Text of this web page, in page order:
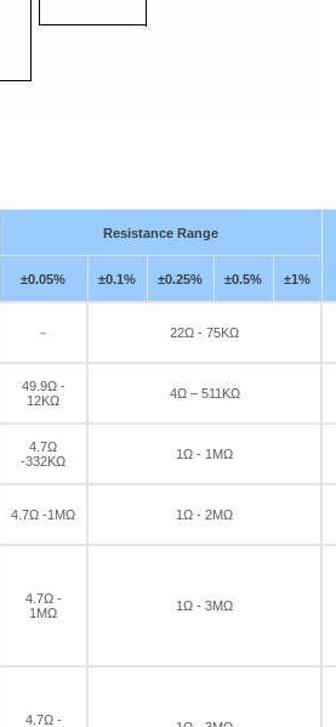
Resistance Range
±0.05% ±0.1% ±0.25% ±0.5% ±1%
－ 22Ω - 75KΩ
49.9Ω -
12KΩ
4Ω – 511KΩ
4.7Ω
-332KΩ
1Ω - 1MΩ
4.7Ω -1MΩ 1Ω - 2MΩ
4.7Ω -
1MΩ
1Ω - 3MΩ
4.7Ω -